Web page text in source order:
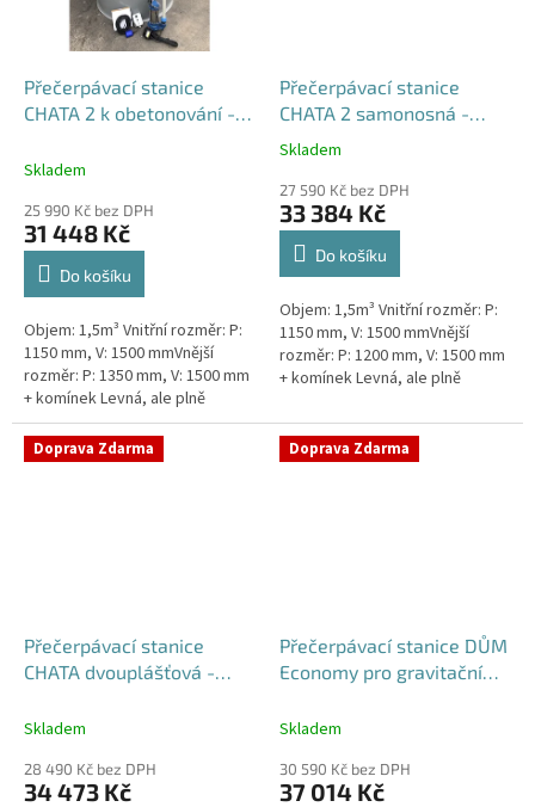
Přečerpávací stanice
CHATA 2 k obetonování -
Skladem
25 990 Kč bez DPH
31 448 Kč
Do košíku
Objem: 1,5m³ Vnitřní rozměr: P:
1150 mm, V: 1500 mmVnější
rozměr: P: 1350 mm, V: 1500 mm
+ komínek Levná, ale plně
funkční přečerpávací stanice
určená k chatám, zahradám,...
Přečerpávací stanice
CHATA 2 samonosná -
nádrž 1,5m3
Průměrné
produktu
je
5,0
hvězdiček.
Skladem
27 590 Kč bez DPH
33 384 Kč
Do košíku
Objem: 1,5m³ Vnitřní rozměr: P:
1150 mm, V: 1500 mmVnější
rozměr: P: 1200 mm, V: 1500 mm
+ komínek Levná, ale plně
určená k chatám, zahradám,...
Doprava Zdarma
Přečerpávací stanice
CHATA dvouplášťová -
Skladem
28 490 Kč bez DPH
34 473 Kč
Doprava Zdarma
Přečerpávací stanice DŮM
Economy pro gravitační
- nádrž 1m3
Skladem
30 590 Kč bez DPH
37 014 Kč